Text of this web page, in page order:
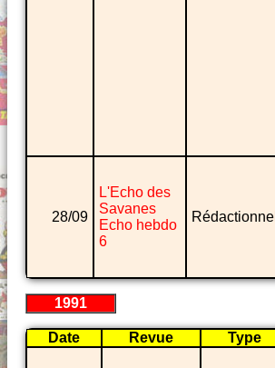
28/09
L'Echo des
Savanes
Echo hebdo
6
Rédactionnel
1991
Date Revue Type